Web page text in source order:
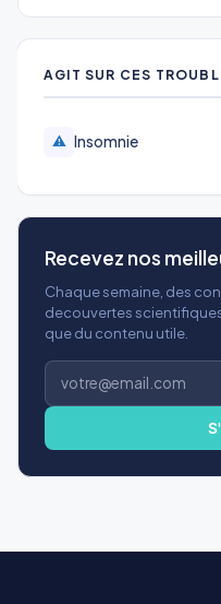
AGIT SUR CES
⚠️ Insomnie
Recevez nos
Chaque semaine, des
decouvertes scientifiques
que du contenu utile.
Adresse
e-